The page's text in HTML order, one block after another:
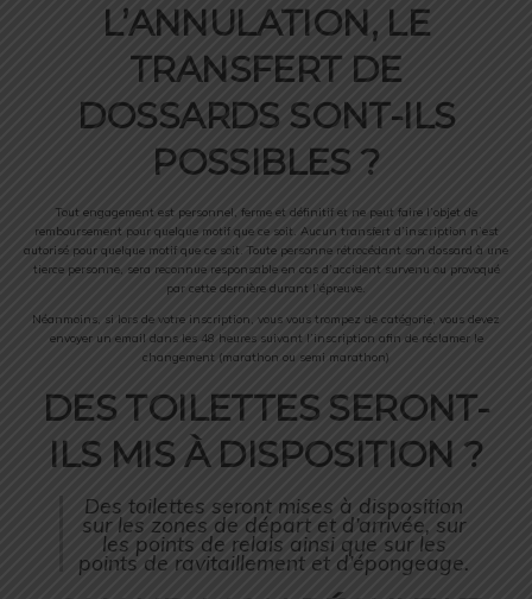
L’ANNULATION, LE
TRANSFERT DE
DOSSARDS SONT-ILS
POSSIBLES ?
Tout engagement est personnel, ferme et définitif et ne peut faire l’objet de
remboursement pour quelque motif que ce soit. Aucun transfert d’inscription n’est
autorisé pour quelque motif que ce soit. Toute personne rétrocédant son dossard à une
tierce personne, sera reconnue responsable en cas d’accident survenu ou provoqué
par cette dernière durant l’épreuve.
Néanmoins, si lors de votre inscription, vous vous trompez de catégorie, vous devez
envoyer un email dans les 48 heures suivant l’inscription afin de réclamer le
changement (marathon ou semi marathon)
DES TOILETTES SERONT-
ILS MIS À DISPOSITION ?
Des toilettes seront mises à disposition
sur les zones de départ et d’arrivée, sur
les points de relais ainsi que sur les
points de ravitaillement et d’épongeage.